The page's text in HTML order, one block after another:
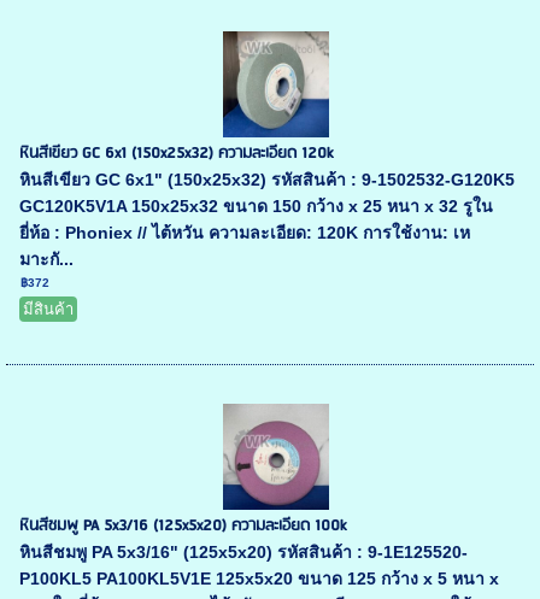
หินสีเขียว GC 6x1 (150x25x32) ความละเอียด 120k
หินสีเขียว GC 6x1" (150x25x32) รหัสสินค้า : 9-1502532-G120K5
GC120K5V1A 150x25x32 ขนาด 150 กว้าง x 25 หนา x 32 รูใน
ยี่ห้อ : Phoniex // ไต้หวัน ความละเอียด: 120K การใช้งาน: เห
มาะกั...
฿372
มีสินค้า
หินสีชมพู PA 5x3/16 (125x5x20) ความละเอียด 100k
หินสีชมพู PA 5x3/16" (125x5x20) รหัสสินค้า : 9-1E125520-
P100KL5 PA100KL5V1E 125x5x20 ขนาด 125 กว้าง x 5 หนา x